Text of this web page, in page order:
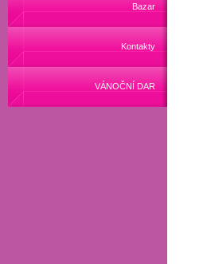
Bazar
Kontakty
VÁNOČNÍ DAR